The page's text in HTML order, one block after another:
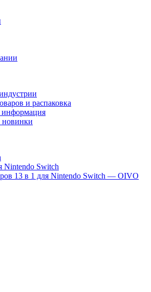
и распаковка
информация
Nintendo Switch
13 в 1 для Nintendo Switch — OIVO